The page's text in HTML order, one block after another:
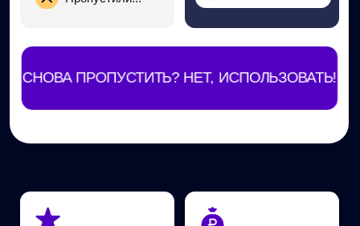
Чтобы действовать уверенно и быстрее
Проверенные инструменты
без паники, метаний
и угадайки.
получитечерез 5 дней?